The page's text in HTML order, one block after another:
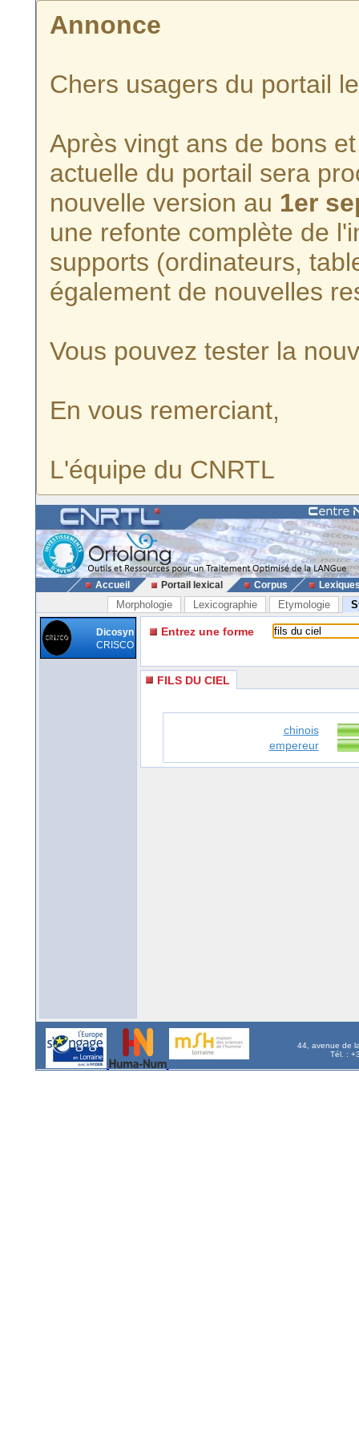
Annonce
Chers usagers du portail
Après vingt ans de bons
actuelle du portail sera
nouvelle version au 1er
une refonte complète de
supports (ordinateurs,
également de nouvelles
Vous pouvez tester la
En vous remerciant,
L'équipe du CNRTL
Accueil Portail lexical Corpus
Morphologie Lexicographie Etymologie
Dicosyn
CRISCO
Entrez une forme
FILS DU CIEL
chinois
empereur
44, avenue de
Tél. :